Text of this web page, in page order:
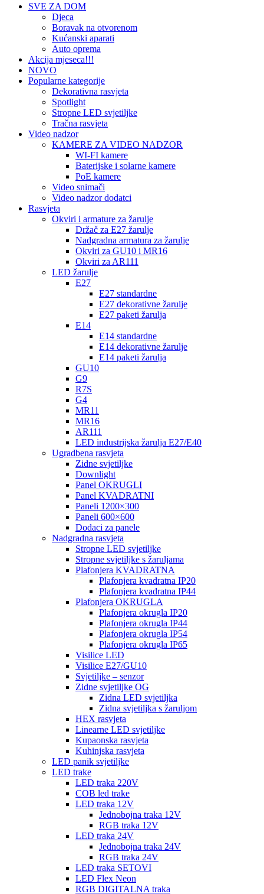
SVE ZA DOM
Djeca
Boravak na otvorenom
Kućanski aparati
Auto oprema
Akcija mjeseca!!!
NOVO
Popularne kategorije
Dekorativna rasvjeta
Spotlight
Stropne LED svjetiljke
Tračna rasvjeta
Video nadzor
KAMERE ZA VIDEO NADZOR
WI-FI kamere
Baterijske i solarne kamere
PoE kamere
Video snimači
Video nadzor dodatci
Rasvjeta
Okviri i armature za žarulje
Držač za E27 žarulje
Nadgradna armatura za žarulje
Okviri za GU10 i MR16
Okviri za AR111
LED žarulje
E27
E27 standardne
E27 dekorativne žarulje
E27 paketi žarulja
E14
E14 standardne
E14 dekorativne žarulje
E14 paketi žarulja
GU10
G9
R7S
G4
MR11
MR16
AR111
LED industrijska žarulja E27/E40
Ugradbena rasvjeta
Zidne svjetiljke
Downlight
Panel OKRUGLI
Panel KVADRATNI
Paneli 1200×300
Paneli 600×600
Dodaci za panele
Nadgradna rasvjeta
Stropne LED svjetiljke
Stropne svjetiljke s žaruljama
Plafonjera KVADRATNA
Plafonjera kvadratna IP20
Plafonjera kvadratna IP44
Plafonjera OKRUGLA
Plafonjera okrugla IP20
Plafonjera okrugla IP44
Plafonjera okrugla IP54
Plafonjera okrugla IP65
Visilice LED
Visilice E27/GU10
Svjetiljke – senzor
Zidne svjetiljke OG
Zidna LED svjetiljka
Zidna svjetiljka s žaruljom
HEX rasvjeta
Linearne LED svjetiljke
Kupaonska rasvjeta
Kuhinjska rasvjeta
LED panik svjetiljke
LED trake
LED traka 220V
COB led trake
LED traka 12V
Jednobojna traka 12V
RGB traka 12V
LED traka 24V
Jednobojna traka 24V
RGB traka 24V
LED traka SETOVI
LED Flex Neon
RGB DIGITALNA traka